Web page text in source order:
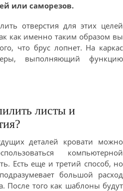
или саморезов.
отверстия для этих целей
как именно таким образом вы
что брус лопнет. На каркас
выполняющий функцию
листы и
деталей кровати можно
компьютерной
Есть еще и третий способ, но
большой расход
После того как шаблоны будут